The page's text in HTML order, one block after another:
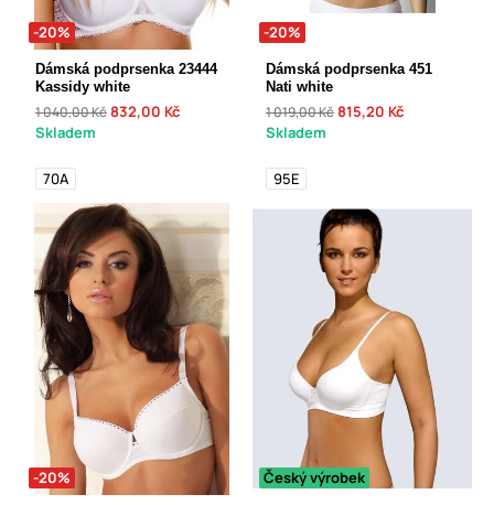
-20%
Dámská podprsenka 23444
Kassidy white
1 040,00 Kč832,00 Kč
Skladem
70A
-20%
Dámská podprsenka 451
Nati white
1 019,00 Kč815,20 Kč
Skladem
95E
-20% Český výrobek